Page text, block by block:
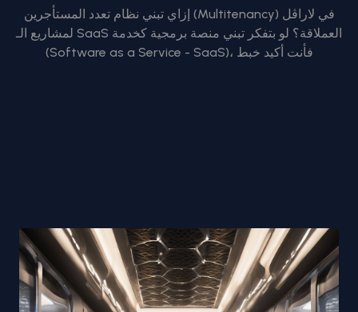
إزاي تبني نظام تعدد المستأجرين (Multitenancy) في لاراڤل
لمشاريع الـ SaaS العملاقة؟ لو بتفكر تبني منصة برمجية كخدمة
(Software as a Service - SaaS)، فأنت أكيد خبط